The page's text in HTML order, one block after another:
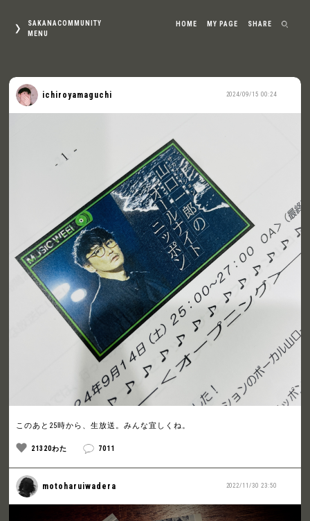
SAKANACOMMUNITY
MENU
HOME MY PAGE SHARE
2024/09/15 00:24
ichiroyamaguchi
このあと25時から、生放送。みんな宜しくね。
21320わた 7011
2022/11/30 23:50
motoharuiwadera